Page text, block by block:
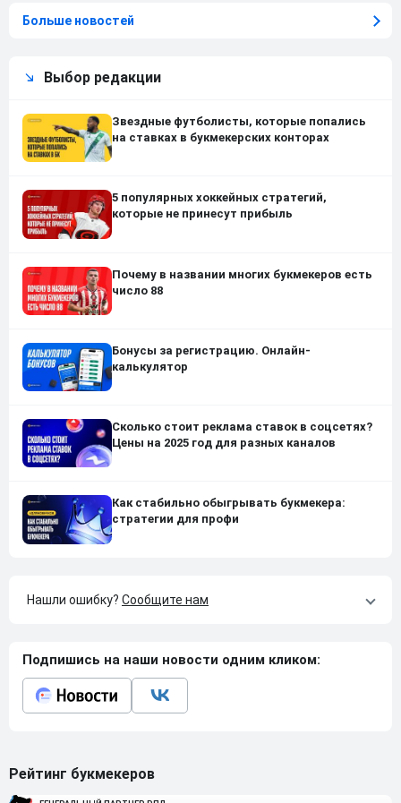
Больше новостей
Выбор редакции
Звездные футболисты, которые попались
на ставках в букмекерских конторах
5 популярных хоккейных стратегий,
которые не принесут прибыль
Почему в названии многих букмекеров есть
число 88
Бонусы за регистрацию. Онлайн-
калькулятор
Сколько стоит реклама ставок в соцсетях?
Цены на 2025 год для разных каналов
Как стабильно обыгрывать букмекера:
стратегии для профи
Нашли ошибку? Сообщите нам
Подпишись на наши новости одним кликом:
Рейтинг букмекеров